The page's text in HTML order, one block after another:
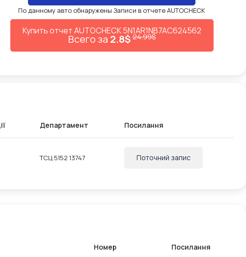
По данному авто обнаружены Записи в отчете AUTOCHECK
Купить отчет AUTOCHECK 5N1AR1NB7AC624562
Всего за 2.8$24.99$
Департамент Посилання
ТСЦ 5152 13747 Поточний запис
Номер Посилання